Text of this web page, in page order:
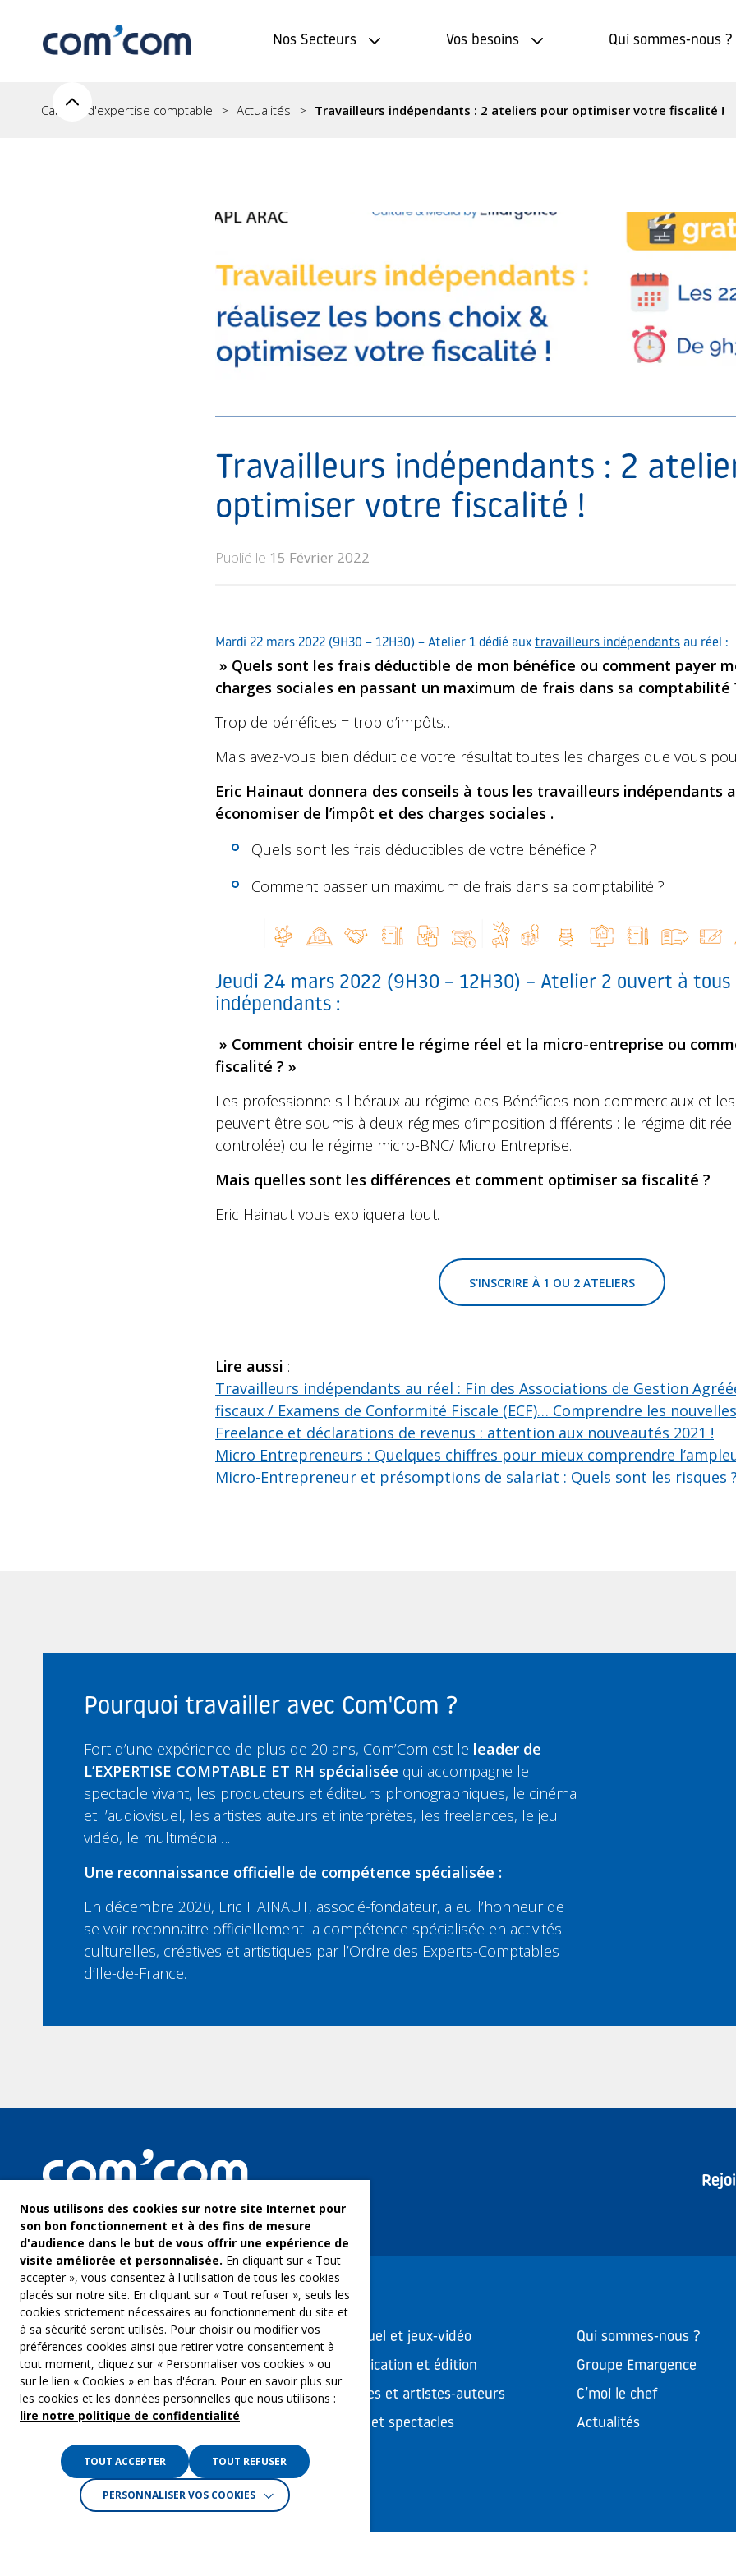
Nos Secteurs Vos besoins Qui sommes-nous ?
Cabinet d'expertise comptable Actualités Travailleurs indépendants : 2 ateliers pour optimiser votre fiscalité !
Travailleurs indépendants : 2
optimiser votre fiscalité !
Publié le 15 Février 2022
Mardi 22 mars 2022 (9H30 – 12H30) – Atelier 1 dédié aux travailleurs indépendants au réel :
» Quels sont les frais déductible de mon bénéfice ou comment payer
charges sociales en passant un maximum de frais dans sa comptabilité
Trop de bénéfices = trop d’impôts…
Mais avez-vous bien déduit de votre résultat toutes les charges que vous
Eric Hainaut donnera des conseils à tous les travailleurs indépendants
économiser de l’impôt et des charges sociales .
Quels sont les frais déductibles de votre bénéfice ?
Comment passer un maximum de frais dans sa comptabilité ?
Jeudi 24 mars 2022 (9H30 – 12H30) – Atelier 2 ouvert à
indépendants :
» Comment choisir entre le régime réel et la micro-entreprise ou
fiscalité ? »
Les professionnels libéraux au régime des Bénéfices non commerciaux et
peuvent être soumis à deux régimes d’imposition différents : le régime dit
controlée) ou le régime micro-BNC/ Micro Entreprise.
Mais quelles sont les différences et comment optimiser sa fiscalité ?
Eric Hainaut vous expliquera tout.
S'INSCRIRE À 1 OU 2 ATELIERS
Lire aussi :
Travailleurs indépendants au réel : Fin des Associations de Gestion
fiscaux / Examens de Conformité Fiscale (ECF)… Comprendre les
Freelance et déclarations de revenus : attention aux nouveautés 2021 !
Micro Entrepreneurs : Quelques chiffres pour mieux comprendre
Micro-Entrepreneur et présomptions de salariat : Quels sont les risques ?
Pourquoi travailler avec Com'Com ?
Fort d’une expérience de plus de 20 ans, Com’Com est le leader de
L’EXPERTISE COMPTABLE ET RH spécialisée qui accompagne le
spectacle vivant, les producteurs et éditeurs phonographiques, le cinéma
et l’audiovisuel, les artistes auteurs et interprètes, les freelances, le jeu
vidéo, le multimédia….
Une reconnaissance officielle de compétence spécialisée :
En décembre 2020, Eric HAINAUT, associé-fondateur, a eu l’honneur de
se voir reconnaitre officiellement la compétence spécialisée en activités
culturelles, créatives et artistiques par l’Ordre des Experts-Comptables
d’Ile-de-France.
COM’COM
Groupe Emargence
141 avenue de Wagram
75017 Paris
Tél. :01 53 19 00 00
Audiovisuel et jeux-vidéo
Communication et édition
Freelances et artistes-auteurs
Musique et spectacles
Qui sommes-nous ?
Groupe Emargence
C’moi le chef
Actualités
Crédits : La Jungle
Nous utilisons des cookies sur notre site Internet pour
son bon fonctionnement et à des fins de mesure
d'audience dans le but de vous offrir une expérience de
visite améliorée et personnalisée. En cliquant sur « Tout
accepter », vous consentez à l'utilisation de tous les cookies
placés sur notre site. En cliquant sur « Tout refuser », seuls les
cookies strictement nécessaires au fonctionnement du site et
à sa sécurité seront utilisés. Pour choisir ou modifier vos
préférences cookies ainsi que retirer votre consentement à
tout moment, cliquez sur « Personnaliser vos cookies » ou
sur le lien « Cookies » en bas d'écran. Pour en savoir plus sur
les cookies et les données personnelles que nous utilisons :
lire notre politique de confidentialité
TOUT ACCEPTER TOUT REFUSER
PERSONNALISER VOS COOKIES